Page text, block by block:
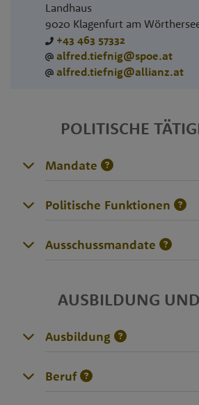
Landhaus
9020 Klagenfurt am
+43 463 57332
alfred.tiefnig@spoe.at
alfred.tiefnig@allianz.at
POLITISCHE
Mandate
Politische Funktionen
Ausschussmandate
AUSBILDUNG
Ausbildung
Beruf